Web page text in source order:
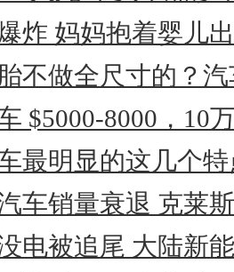
炸 妈妈抱着婴儿
不做全尺寸的？
$5000-8000，10
最明显的这几个
车销量衰退 克莱
电被追尾 大陆新